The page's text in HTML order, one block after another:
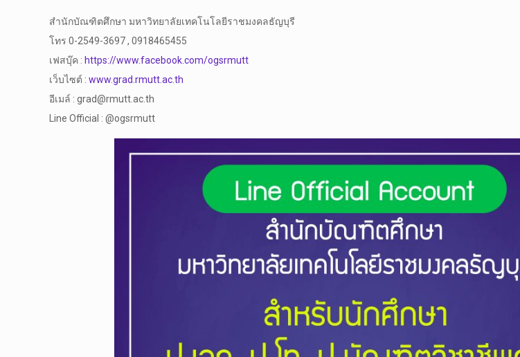
สำนักบัณฑิตศึกษา มหาวิทยาลัยเทคโนโลยีราชมงคลธัญบุรี
โทร 0-2549-3697 , 0918465455
เฟสบุ๊ค : https://www.facebook.com/ogsrmutt
เว็บไซต์ : www.grad.rmutt.ac.th
อีเมล์ : grad@rmutt.ac.th
Line Official : @ogsrmutt